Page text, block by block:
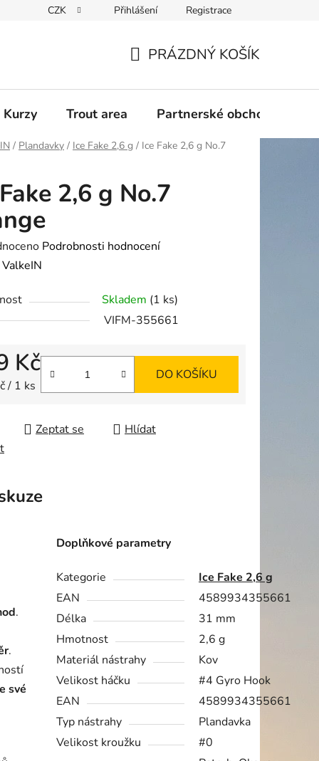
CZK Přihlášení Registrace
KOŠÍK
PRÁZDNÝ KOŠÍK
Kurzy Trout area Partnerské obchody
/ Plandavky / Ice Fake 2,6 g / Ice Fake 2,6 g No.7
2,6 g No.7
Podrobnosti hodnocení
ValkeIN
Skladem (1 ks)
VIFM-355661
Kč
cena:
/ 1 ks
DO KOŠÍKU
Zeptat se
Hlídat
.
.
své
Doplňkové parametry
Kategorie
Ice Fake 2,6 g
EAN
4589934355661
Délka
31 mm
Hmotnost
2,6 g
Materiál nástrahy
Kov
Velikost háčku
#4 Gyro Hook
EAN
4589934355661
Typ nástrahy
Plandavka
Velikost kroužku
#0